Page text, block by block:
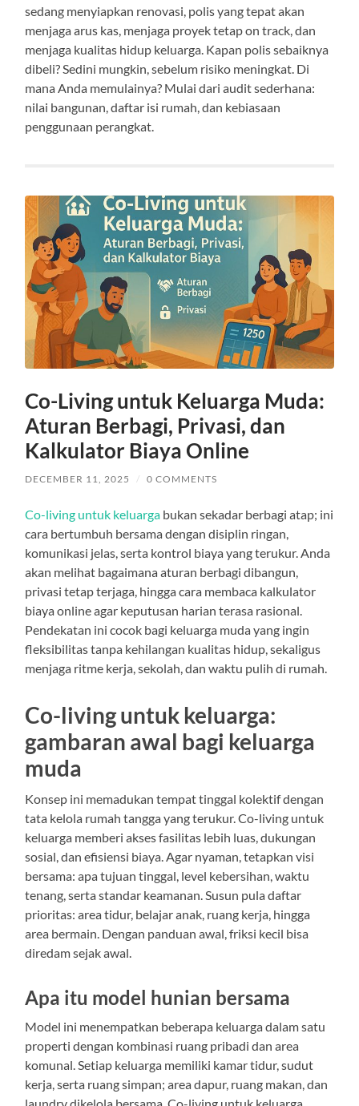
sedang menyiapkan renovasi, polis yang tepat akan
menjaga arus kas, menjaga proyek tetap on track, dan
menjaga kualitas hidup keluarga. Kapan polis sebaiknya
dibeli? Sedini mungkin, sebelum risiko meningkat. Di
mana Anda memulainya? Mulai dari audit sederhana:
nilai bangunan, daftar isi rumah, dan kebiasaan
penggunaan perangkat.
Co-Living untuk Keluarga Muda:
Aturan Berbagi, Privasi, dan
Kalkulator Biaya Online
DECEMBER 11, 2025 / 0 COMMENTS
Co-living untuk keluarga bukan sekadar berbagi atap; ini
cara bertumbuh bersama dengan disiplin ringan,
komunikasi jelas, serta kontrol biaya yang terukur. Anda
akan melihat bagaimana aturan berbagi dibangun,
privasi tetap terjaga, hingga cara membaca kalkulator
biaya online agar keputusan harian terasa rasional.
Pendekatan ini cocok bagi keluarga muda yang ingin
fleksibilitas tanpa kehilangan kualitas hidup, sekaligus
menjaga ritme kerja, sekolah, dan waktu pulih di rumah.
Co-living untuk keluarga:
gambaran awal bagi keluarga
muda
Konsep ini memadukan tempat tinggal kolektif dengan
tata kelola rumah tangga yang terukur. Co-living untuk
keluarga memberi akses fasilitas lebih luas, dukungan
sosial, dan efisiensi biaya. Agar nyaman, tetapkan visi
bersama: apa tujuan tinggal, level kebersihan, waktu
tenang, serta standar keamanan. Susun pula daftar
prioritas: area tidur, belajar anak, ruang kerja, hingga
area bermain. Dengan panduan awal, friksi kecil bisa
diredam sejak awal.
Apa itu model hunian bersama
Model ini menempatkan beberapa keluarga dalam satu
properti dengan kombinasi ruang pribadi dan area
komunal. Setiap keluarga memiliki kamar tidur, sudut
kerja, serta ruang simpan; area dapur, ruang makan, dan